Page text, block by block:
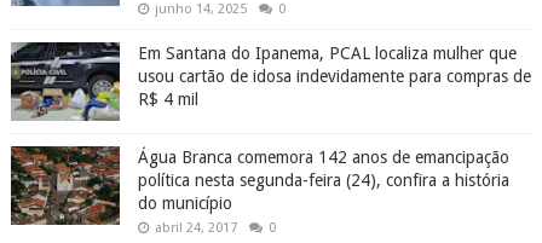
junho 14, 2025 0
Em Santana do Ipanema, PCAL localiza mulher que
usou cartão de idosa indevidamente para compras de
R$ 4 mil
Água Branca comemora 142 anos de emancipação
política nesta segunda-feira (24), confira a história
do município
abril 24, 2017 0